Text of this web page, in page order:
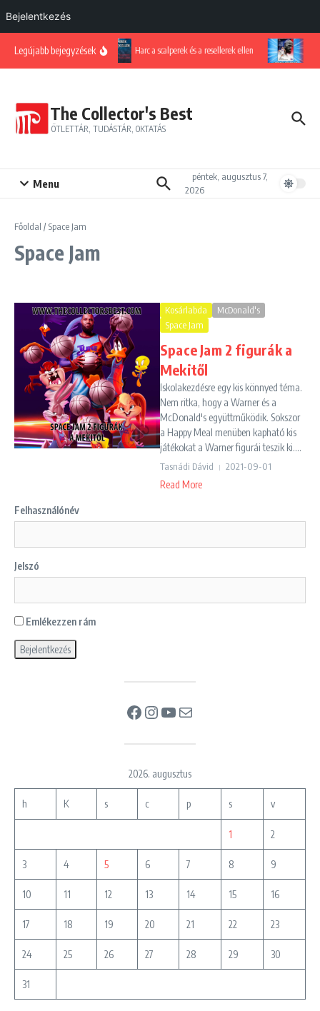
Bejelentkezés
Legújabb bejegyzések
Harc a scalperek és a resellerek ellen
The Collector's Best
ÖTLETTÁR, TUDÁSTÁR, OKTATÁS
Menu
péntek, augusztus 7,
2026
Főoldal /Space Jam
Space Jam
Kosárlabda
McDonald's
Space Jam
Space Jam 2 figurák a
Mekitől
Iskolakezdésre egy kis könnyed téma.
Nem ritka, hogy a Warner és a
McDonald's együttműködik. Sokszor
a Happy Meal menüben kapható kis
játékokat a Warner figurái teszik ki....
Tasnádi Dávid 2021-09-01
Read More
Felhasználónév
Jelszó
Emlékezzen rám
Facebook
Instagram
YouTube
Mail
2026. augusztus
h K s c p s v
1 2
3 4 5 6 7 8 9
10 11 12 13 14 15 16
17 18 19 20 21 22 23
24 25 26 27 28 29 30
31